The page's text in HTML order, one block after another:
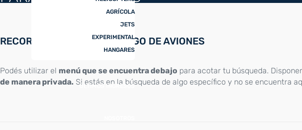
AGRÍCOLA
JETS
EXPERIMENTAL
HANGARES
ÚLTIMOS INGRESOS
RECORRÉ NUESTRO CATÁLOGO DE AVIONES
Podés utilizar el menú que se encuentra debajo para acotar tu búsqueda.
de manera privada. Si estás en la búsqueda de algo específico y no se encuentra